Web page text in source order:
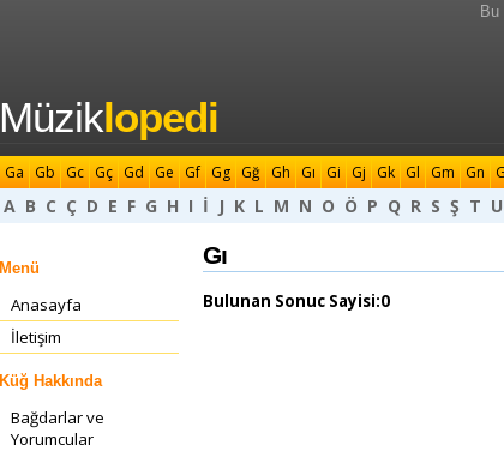
Bu
Müziklopedi
Ga Gb Gc Gç Gd Ge Gf Gg Gğ Gh Gı Gi Gj Gk Gl Gm Gn
A B C Ç D E F G H I İ J K L M N O Ö P Q R S Ş T U
Menü
Anasayfa
İletişim
Küğ Hakkında
Bağdarlar ve
Yorumcular
Gı
Bulunan Sonuc Sayisi:0